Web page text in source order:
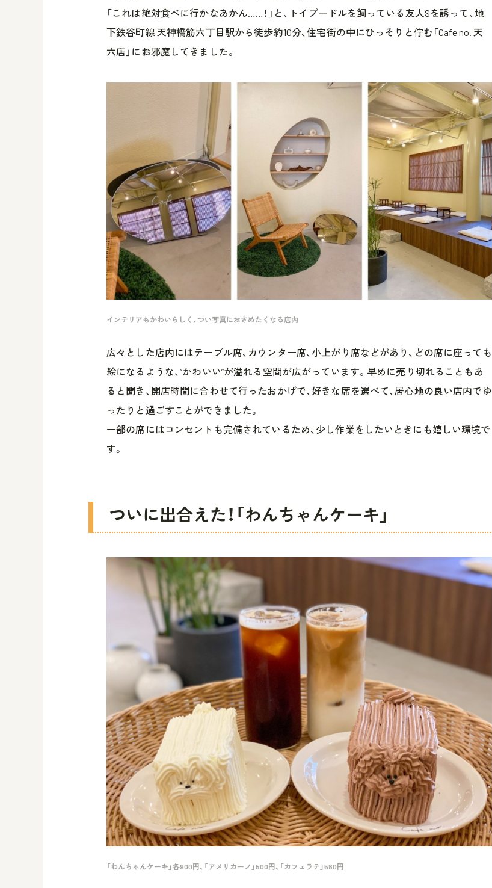
「これは絶対食べに行かなあかん……！」と、トイプードルを飼っている友人Sを誘って、地
下鉄谷町線 天神橋筋六丁目駅から徒歩約10分、住宅街の中にひっそりと佇む「Cafe no. 天
六店」にお邪魔してきました。
インテリアもかわいらしく、つい写真におさめたくなる店内
広々とした店内にはテーブル席、カウンター席、小上がり席などがあり、どの席に座っても
絵になるような、“かわいい”が溢れる空間が広がっています。早めに売り切れることもあ
ると聞き、開店時間に合わせて行ったおかげで、好きな席を選べて、居心地の良い店内でゆ
ったりと過ごすことができました。
一部の席にはコンセントも完備されているため、少し作業をしたいときにも嬉しい環境で
す。
ついに出合えた！「わんちゃんケーキ」
「わんちゃんケーキ」各900円、「アメリカーノ」500円、「カフェラテ」580円